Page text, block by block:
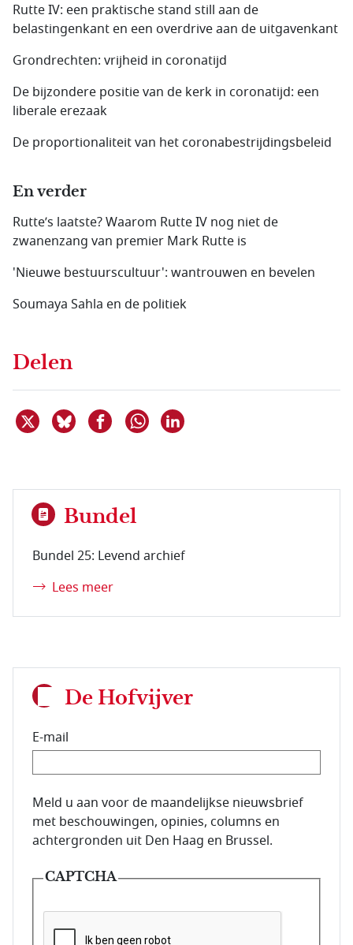
Rutte IV: een praktische stand still aan de
belastingenkant en een overdrive aan de uitgavenkant
Grondrechten: vrijheid in coronatijd
De bijzondere positie van de kerk in coronatijd: een
liberale erezaak
De proportionaliteit van het corona­bestrijdings­beleid
En verder
Rutte’s laatste? Waarom Rutte IV nog niet de
zwanenzang van premier Mark Rutte is
'Nieuwe bestuurscultuur': wantrouwen en bevelen
Soumaya Sahla en de politiek
Delen
Deel dit item op X
Deel dit item op Bluesky
Deel dit item op Facebook
Delen via WhatsApp
Bundel
Bundel 25: Levend archief
Lees meer
De Hofvijver
E-mail
E-mailadres van de abonnee.
Meld u aan voor de maandelijkse nieuwsbrief
met beschouwingen, opinies, columns en
achtergronden uit Den Haag en Brussel.
CAPTCHA